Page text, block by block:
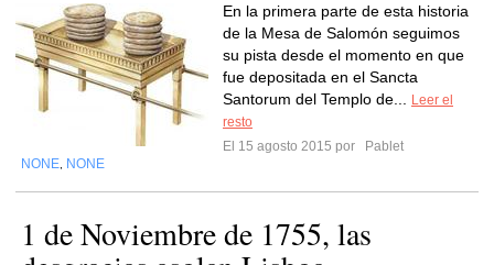
En la primera parte de esta historia
de la Mesa de Salomón seguimos
su pista desde el momento en que
fue depositada en el Sancta
Santorum del Templo de...
Leer el
resto
El 15 agosto 2015 por
Pablet
NONE NONE
1 de Noviembre de 1755, las